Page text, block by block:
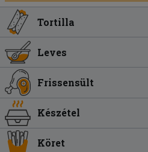
Tortilla
Leves
Frissensült
Készétel
Köret